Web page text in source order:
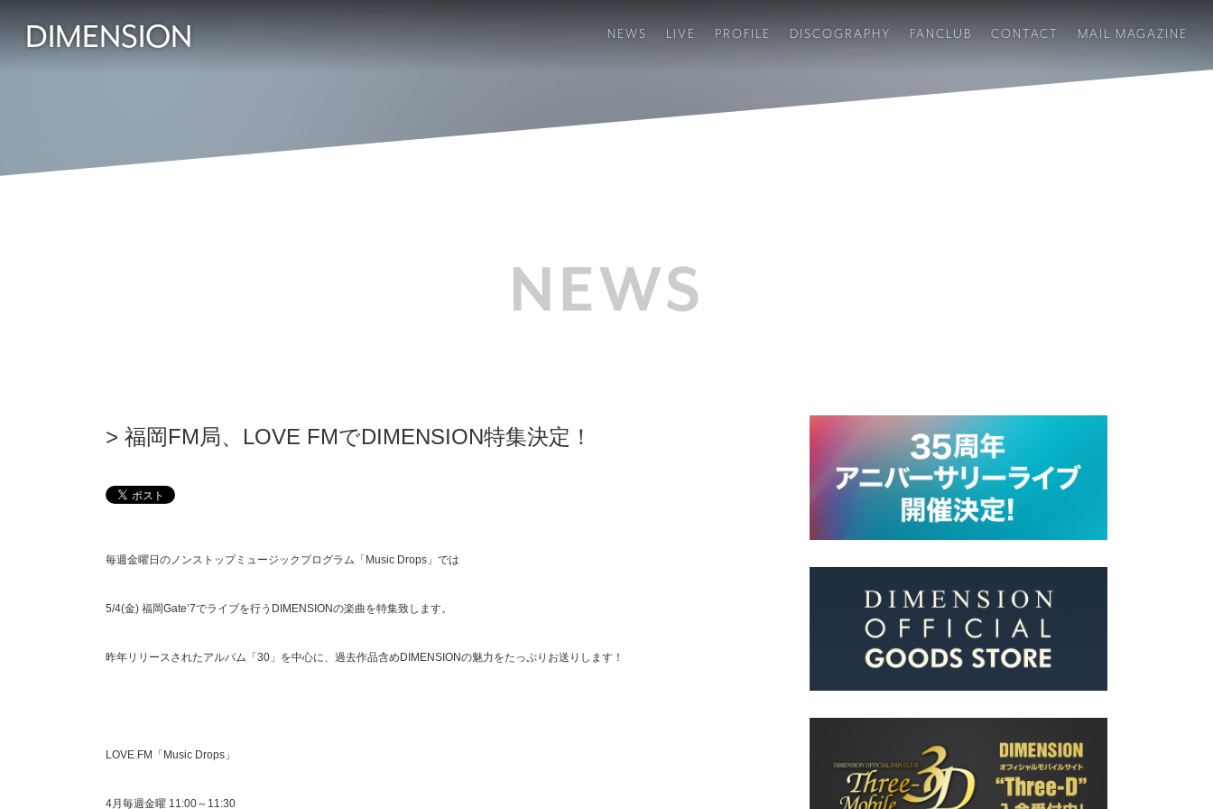
DIMENSION NEWS LIVE PROFILE DISCOGRAPHY FANCLUB CONTACT MAIL MAGAZINE
NEWS
福岡FM局、LOVE FMでDIMENSION特集決定！
毎週金曜日のノンストップミュージックプログラム「Music Drops」では
5/4(金) 福岡Gate’7でライブを行うDIMENSIONの楽曲を特集致します。
昨年リリースされたアルバム「30」を中心に、過去作品含めDIMENSIONの魅力をたっぷりお送りします！
LOVE FM「Music Drops」
4月毎週金曜 11:00～11:30